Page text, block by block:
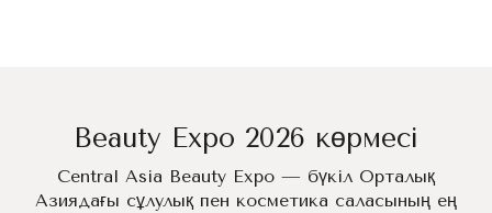
Beauty Expo 2026 көрмесі
Central Asia Beauty Expo — бүкіл Орталық
Азиядағы сұлулық пен косметика саласының ең